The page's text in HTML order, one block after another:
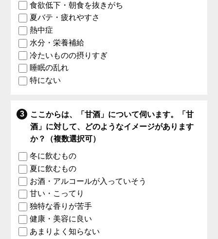
食欲低下・朝食を抜きがち
夏バテ・疲れやすさ
熱中症
水分・栄養補給
冷たいものの摂りすぎ
睡眠の乱れ
特にない
ここからは、「甘酒」について伺います。「甘
酒」に対して、どのようなイメージがあります
か？（複数選択可）
冬に飲むもの
夏に飲むもの
お酒・アルコールが入っていそう
甘い・こってり
独特な香りが苦手
健康・美容に良い
あまりよく知らない